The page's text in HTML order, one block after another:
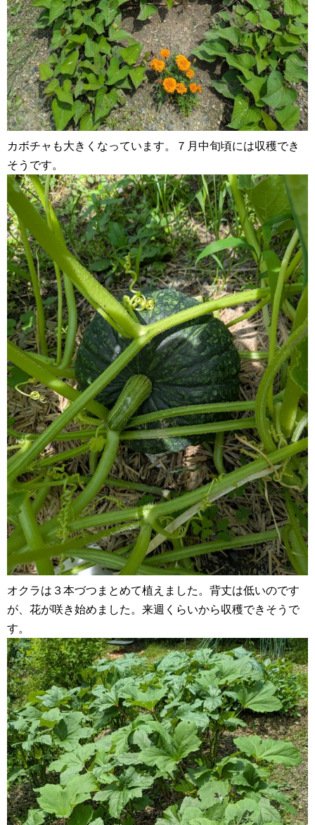
カボチャも大きくなっています。７月中旬頃には収穫でき
そうです。
オクラは３本づつまとめて植えました。背丈は低いのです
が、花が咲き始めました。来週くらいから収穫できそうで
す。